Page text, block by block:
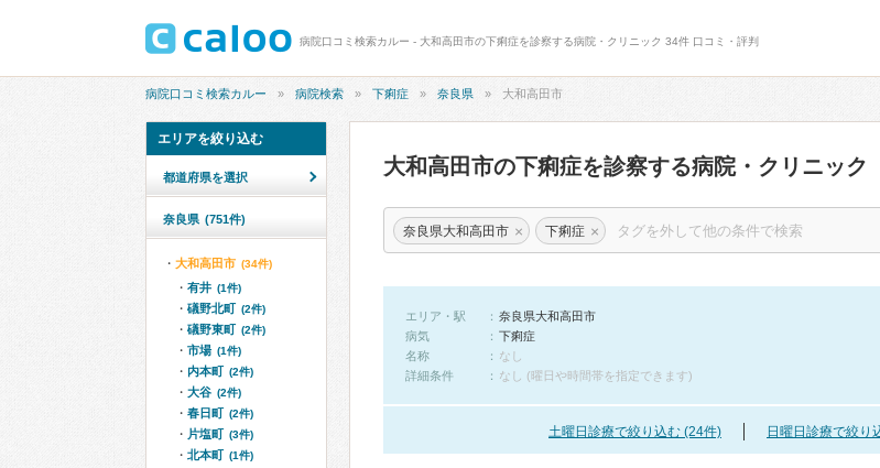
病院口コミ検索カルー - 大和高田市の下痢症を診察する病院・クリニック 34件 口コミ・評判
病院口コミ検索カルー 病院検索 下痢症 奈良県 大和高田市
大和高田市の下痢症を診察する病院・クリニック
奈良県大和高田市 × 下痢症 ×
エリア・駅
奈良県大和高田市
病気
下痢症
名称
なし
詳細条件
なし (曜日や時間帯を指定できます)
土曜日診療で絞り込む (24件) 日曜日診療で絞り
エリアを絞り込む
都道府県を選択
奈良県 (751件)
大和高田市 (34件)
有井 (1件)
礒野北町 (2件)
礒野東町 (2件)
市場 (1件)
内本町 (2件)
大谷 (2件)
春日町 (2件)
片塩町 (3件)
北本町 (1件)